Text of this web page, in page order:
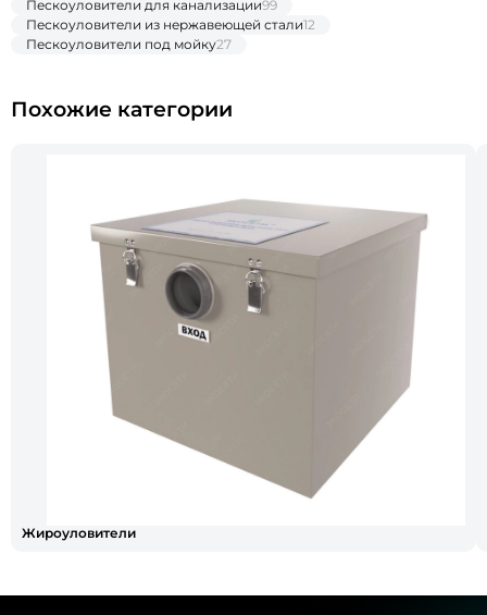
Пескоуловители для канализации99
Пескоуловители из нержавеющей стали12
Пескоуловители под мойку27
Похожие категории
Жироуловители